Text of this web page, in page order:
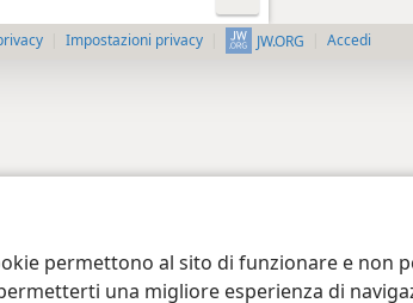
permettono al sito di funzionare e non
una migliore esperienza di
Impostazioni privacy JW.ORG Accedi